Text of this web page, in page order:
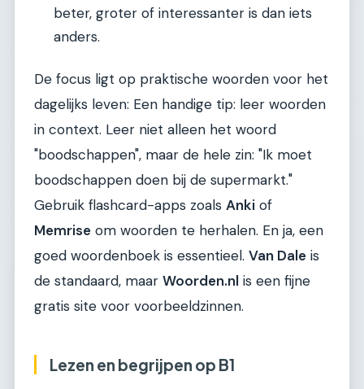
beter, groter of interessanter is dan iets
anders.
De focus ligt op praktische woorden voor het
dagelijks leven: Een handige tip: leer woorden
in context. Leer niet alleen het woord
"boodschappen", maar de hele zin: "Ik moet
boodschappen doen bij de supermarkt."
Gebruik flashcard-apps zoals Anki of
Memrise om woorden te herhalen. En ja, een
goed woordenboek is essentieel. Van Dale is
de standaard, maar Woorden.nl is een fijne
gratis site voor voorbeeldzinnen.
Lezen en begrijpen op B1